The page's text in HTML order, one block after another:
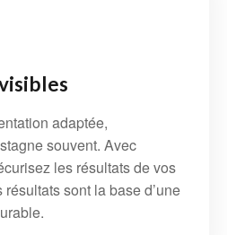
adaptée,
souvent. Avec
les résultats de vos
sont la base d’une